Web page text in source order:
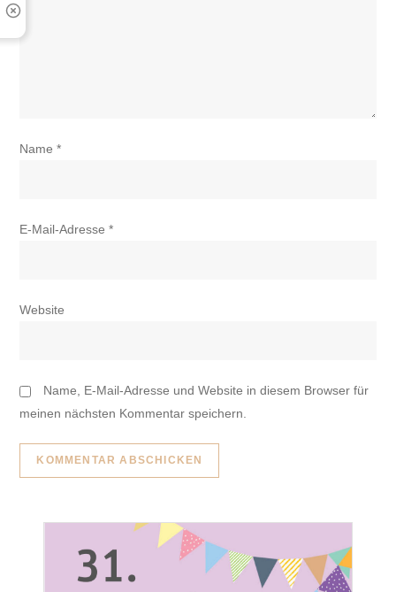
Name*
E-Mail-Adresse*
Website
Name, E-Mail-Adresse und Website in diesem Browser für
meinen nächsten Kommentar speichern.